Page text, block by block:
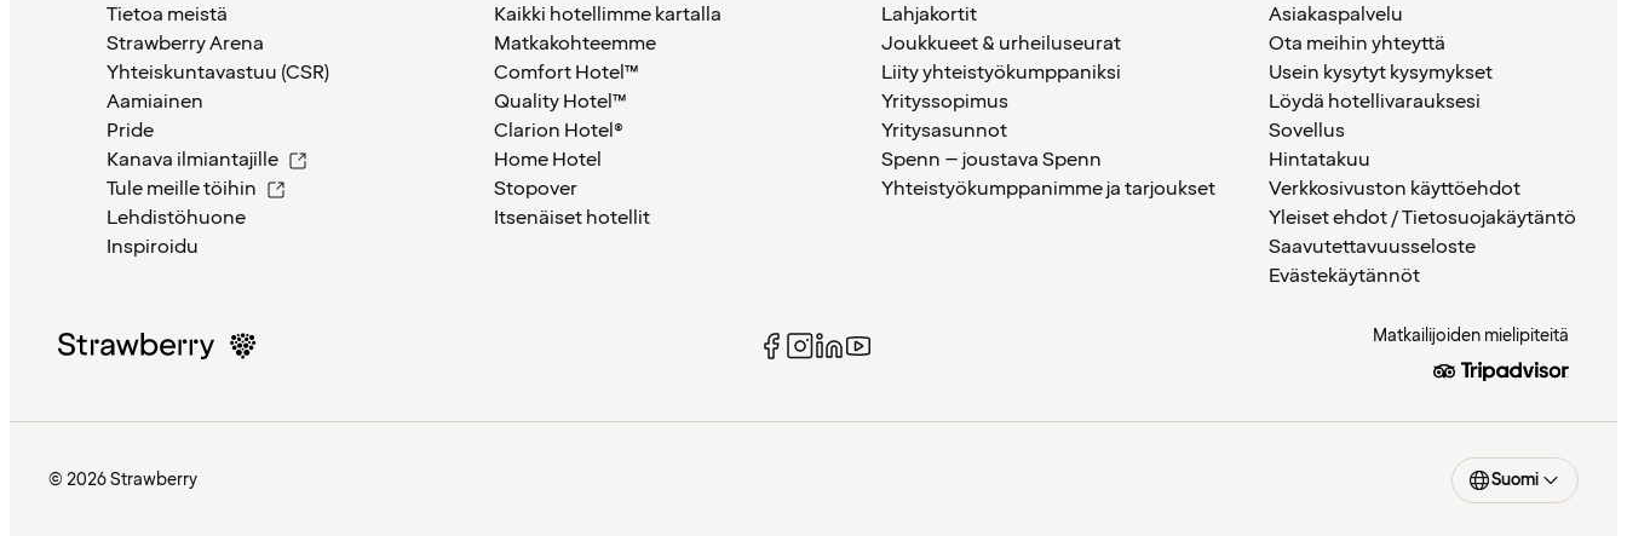
Tietoa meistä
Strawberry Arena
Yhteiskuntavastuu (CSR)
Aamiainen
Pride
Kanava ilmiantajille
Tule meille töihin
Lehdistöhuone
Inspiroidu
Kaikki hotellimme kartalla
Matkakohteemme
Comfort Hotel™
Quality Hotel™
Clarion Hotel®
Home Hotel
Stopover
Itsenäiset hotellit
Lahjakortit
Joukkueet & urheiluseurat
Liity yhteistyökumppaniksi
Yrityssopimus
Yritysasunnot
Spenn – joustava Spenn
Yhteistyökumppanimme ja tarjoukset
Asiakaspalvelu
Ota meihin yhteyttä
Usein kysytyt kysymykset
Löydä hotellivarauksesi
Sovellus
Hintatakuu
Verkkosivuston käyttöehdot
Yleiset ehdot / Tietosuojakäytäntö
Saavutettavuusseloste
Evästekäytännöt
Matkailijoiden mielipiteitä
© 2026 Strawberry Suomi